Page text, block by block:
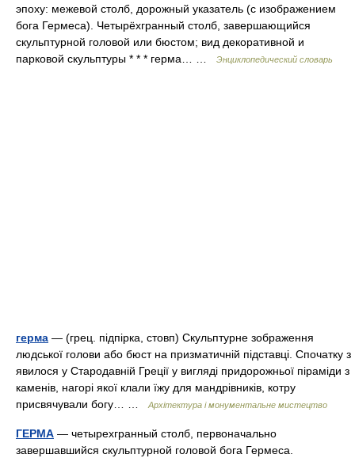
эпоху: межевой столб, дорожный указатель (с изображением
бога Гермеса). Четырёхгранный столб, завершающийся
скульптурной головой или бюстом; вид декоративной и
парковой скульптуры * * * герма… …
Энциклопедический словарь
герма — (грец. підпірка, стовп) Скульптурне зображення
людської голови або бюст на призматичній підставці. Спочатку з
явилося у Стародавній Греції у вигляді придорожньої піраміди з
каменів, нагорі якої клали їжу для мандрівників, котру
присвячували богу… …
Архітектура і монументальне мистецтво
ГЕРМА — четырехгранный столб, первоначально
завершавшийся скульптурной головой бога Гермеса.